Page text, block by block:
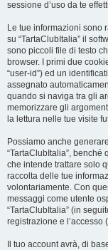
sessione d’uso da te
Le tue informazioni sono
su “TartaClubItalia” il
sono piccoli file di testo
browser. I primi due
“user-id”) ed un
assegnato
quando si naviga tra gli
memorizzare gli
la lettura nelle tue visite
Possiamo anche
“TartaClubItalia”,
che intende trattare solo
raccolta delle tue
volontariamente. Con
messaggi come utente
“TartaClubItalia” (in
registrazione e l’accesso
Il tuo account avrà, di